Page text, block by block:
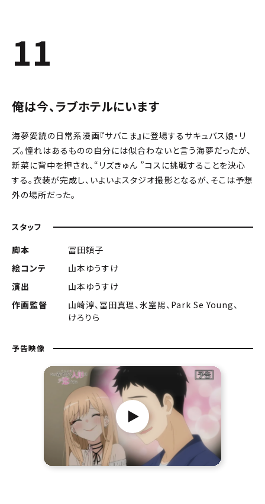
11
俺は今、ラブホテルにいます
海夢愛読の日常系漫画『サバこま』に登場するサキュバス娘・リ
ズ。憧れはあるものの自分には似合わないと言う海夢だったが、
新菜に背中を押され、“リズきゅん ”コスに挑戦することを決心
する。衣装が完成し、いよいよスタジオ撮影となるが、そこは予想
外の場所だった。
スタッフ
脚本
冨田頼子
絵コンテ
山本ゆうすけ
演出
山本ゆうすけ
作画監督
山崎淳、冨田真理、氷室陽、Park Se Young、
けろりら
予告映像